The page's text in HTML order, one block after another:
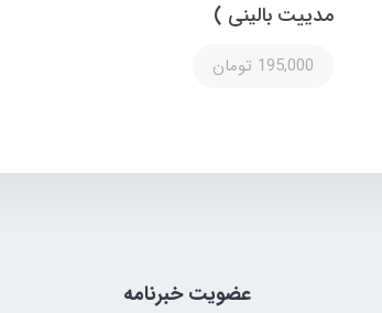
مدییت بالینی )
195,000 تومان
عضویت خبرنامه